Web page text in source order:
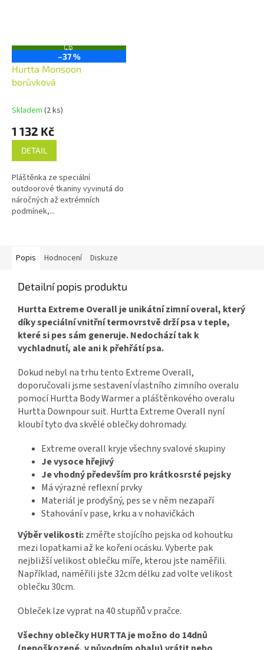
Z
D
A
R
–37 %
Hurtta Monsoon
borůvková
Skladem (2 ks)
1 132 Kč
DETAIL
Pláštěnka ze speciální
outdoorové tkaniny vyvinutá do
náročných až extrémních
podmínek,...
Popis Hodnocení Diskuze
Detailní popis produktu
Hurtta Extreme Overall je unikátní zimní overal, který
díky speciální vnitřní termovrstvě drží psa v teple,
které si pes sám generuje. Nedochází tak k
vychladnutí, ale ani k přehřátí psa.
Dokud nebyl na trhu tento Extreme Overall,
doporučovali jsme sestavení vĺastního zimního overalu
pomocí Hurtta Body Warmer a pláštěnkového overalu
Hurtta Downpour suit. Hurtta Extreme Overall nyní
kloubí tyto dva skvělé oblečky dohromady.
Extreme overall kryje všechny svalové skupiny
Je vysoce hřejivý
Je vhodný především pro krátkosrsté pejsky
Má výrazné reflexní prvky
Materiál je prodyšný, pes se v něm nezapaří
Stahování v pase, krku a v nohavičkách
Výběr velikosti:změřte stojícího pejska od kohoutku
mezi lopatkami až ke kořeni ocásku. Vyberte pak
nejbližší velikost oblečku míře, kterou jste naměřili.
Například, naměřili jste 32cm délku zad volte velikost
oblečku 30cm.
Obleček lze vyprat na 40 stupňů v pračce.
Všechny oblečky HURTTA je možno do 14dnů